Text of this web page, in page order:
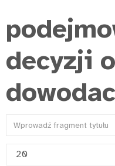
decyzji
Wprowadź
tytułu
Pokaż